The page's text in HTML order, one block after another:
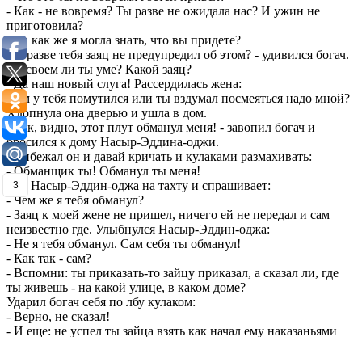
- Как - не вовремя? Ты разве не ожидала нас? И ужин не
приготовила?
- Да как же я могла знать, что вы придете?
- А разве тебя заяц не предупредил об этом? - удивился богач.
- В своем ли ты уме? Какой заяц?
- Да наш новый слуга! Рассердилась жена:
- Ум у тебя помутился или ты вздумал посмеяться надо мной?
Хлопнула она дверью и ушла в дом.
- Так, видно, этот плут обманул меня! - завопил богач и
бросился к дому Насыр-Эддина-оджи.
Прибежал он и давай кричать и кулаками размахивать:
- Обманщик ты! Обманул ты меня!
Сел Насыр-Эддин-оджа на тахту и спрашивает:
- Чем же я тебя обманул?
- Заяц к моей жене не пришел, ничего ей не передал и сам
неизвестно где. Улыбнулся Насыр-Эддин-оджа:
- Не я тебя обманул. Сам себя ты обманул!
- Как так - сам?
- Вспомни: ты приказать-то зайцу приказал, а сказал ли, где
ты живешь - на какой улице, в каком доме?
Ударил богач себя по лбу кулаком:
- Верно, не сказал!
- И еще: не успел ты зайца взять как начал ему наказаньями
3